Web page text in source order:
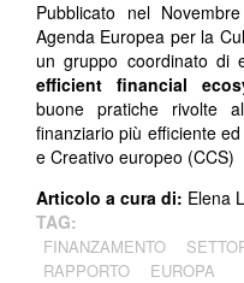
Pubblicato nel
Agenda Europea per la
un gruppo coordinato di
efficient financial
buone pratiche rivolte
finanziario più efficiente
e Creativo europeo (CCS)
Articolo a cura di: Elena
TAG:
FINANZAMENTO
RAPPORTO
EUROPA